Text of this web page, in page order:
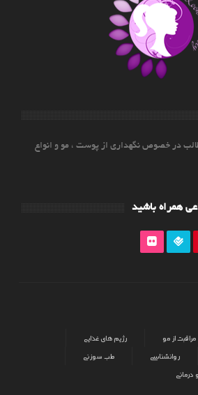
در خصوص نگهداری از پوست ، مو و انواع
همراه باشید
مراقبت از مو
رژیم های غذایی
روانشناسی
طب سوزنی
درمانی